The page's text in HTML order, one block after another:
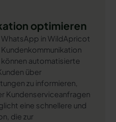
optimieren
in WildApricot
automatisierte
über
zu informieren,
Kundenserviceanfragen
eine schnellere und
die zur